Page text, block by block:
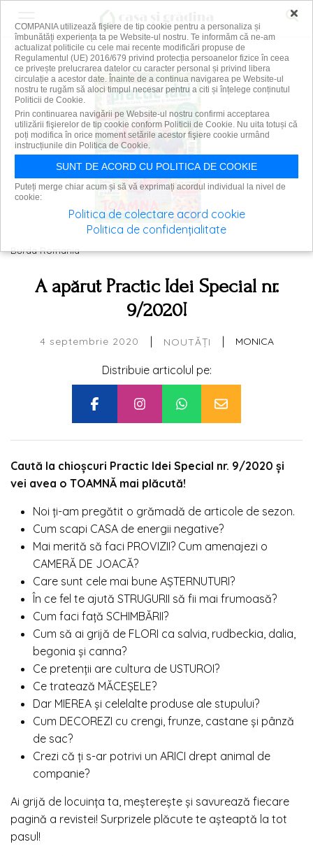
Burda Romania
A apărut Practic Idei Special nr.
9/2020!
4 septembrie 2020 | NOUTĂȚI | MONICA
Distribuie articolul pe:
Caută la chioșcuri Practic Idei Special nr. 9/2020 și
vei avea o TOAMNĂ mai plăcută!
Noi ți-am pregătit o grămadă de articole de sezon.
Cum scapi CASA de energii negative?
Mai merită să faci PROVIZII? Cum amenajezi o
CAMERĂ DE JOACĂ?
Care sunt cele mai bune AȘTERNUTURI?
În ce fel te ajută STRUGURII să fii mai frumoasă?
Cum faci față SCHIMBĂRII?
Cum să ai grijă de FLORI ca salvia, rudbeckia, dalia,
begonia și canna?
Ce pretenții are cultura de USTUROI?
Ce tratează MĂCEȘELE?
Dar MIEREA și celelalte produse ale stupului?
Cum DECOREZI cu crengi, frunze, castane și pânză
de sac?
Crezi că ți s-ar potrivi un ARICI drept animal de
companie?
Ai grijă de locuința ta, meșterește și savurează fiecare
pagină a revistei! Surprizele plăcute te așteaptă la tot
pasul!
×
COMPANIA utilizează fişiere de tip cookie pentru a personaliza și
îmbunătăți experiența ta pe Website-ul nostru. Te informăm că ne-am
actualizat politicile cu cele mai recente modificări propuse de
Regulamentul (UE) 2016/679 privind protecția persoanelor fizice în ceea
ce privește prelucrarea datelor cu caracter personal și privind libera
circulație a acestor date. Înainte de a continua navigarea pe Website-ul
nostru te rugăm să aloci timpul necesar pentru a citi și înțelege conținutul
Politicii de Cookie.
Prin continuarea navigării pe Website-ul nostru confirmi acceptarea
utilizării fişierelor de tip cookie conform Politicii de Cookie. Nu uita totuși că
poți modifica în orice moment setările acestor fişiere cookie urmând
instrucțiunile din Politica de Cookie.
SUNT DE ACORD CU POLITICA DE COOKIE
Puteți merge chiar acum și să vă exprimați acordul individual la nivel de
cookie:
Politica de colectare acord cookie
Politica de confidențialitate